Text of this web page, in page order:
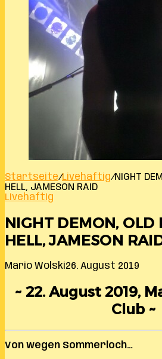
Startseite/Livehaftig/NIGHT
HELL, JAMESON RAID
Livehaftig
NIGHT DEMON, OLD
HELL, JAMESON
Mario Wolski26. August 2019
~ 22. August 2019,
Club ~
Von wegen Sommerloch…